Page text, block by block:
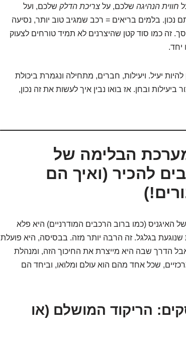
חווית הנהיגה שלכם, על צריכת הדלק שלכם, ועל
נכון. בלמים בריאים = רכב שמגיב טוב יותר, נסיעה
זה כמו סוד קטן שהיצרנים לא תמיד טורחים לצעוק
יחד.
יעיל. ויעילות, חברים, מתחילה ונגמרת ביכולת
ובחן. אז בואו נבין איך לעשות את זה נכון,
הבלימה של
להכיר (ואיך הם
האיגניס (כמו ברוב הרכבים המודרניים) היא פלא
בגלגל. זה הרבה יותר מזה. בבסיסה, היא פועלת
אבל הדרך שבה היא מייצרת את החיכוך הזה, ומנהלת
שכל אחד מהם הוא עולם ומלואו, וביחד הם
הריקוד המושלם (או